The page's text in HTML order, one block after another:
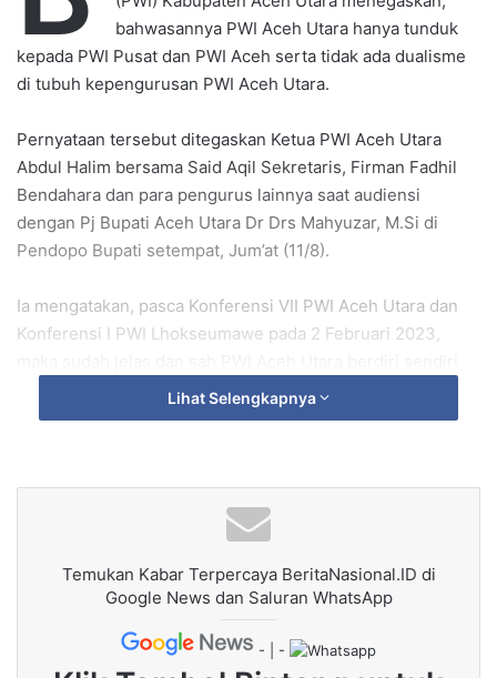
bahwasannya PWI Aceh Utara hanya tunduk
kepada PWI Pusat dan PWI Aceh serta tidak ada dualisme
di tubuh kepengurusan PWI Aceh Utara.
Pernyataan tersebut ditegaskan Ketua PWI Aceh Utara
Abdul Halim bersama Said Aqil Sekretaris, Firman Fadhil
Bendahara dan para pengurus lainnya saat audiensi
dengan Pj Bupati Aceh Utara Dr Drs Mahyuzar, M.Si di
Pendopo Bupati setempat, Jum’at (11/8).
Ia mengatakan, pasca Konferensi VII PWI Aceh Utara dan
Konferensi I PWI Lhokseumawe pada 2 Februari 2023,
dan PWI Lhokseumawe juga berdiri sendiri.
Pusat dan PWI Aceh,” tegas Halim.
Berdasarkan arahan Ketua PWI Aceh Nasir Nurdin pada
Konferensi XII PWI Aceh di Banda Aceh, Minggu dinihari, 21
November 2022 disebutkan tujuan pembentukan Korwil
PWI adalah untuk perpanjangan tangan Pengurus PWI
Lihat Selengkapnya
Temukan Kabar Terpercaya BeritaNasional.ID di
Google News dan Saluran WhatsApp
- | -